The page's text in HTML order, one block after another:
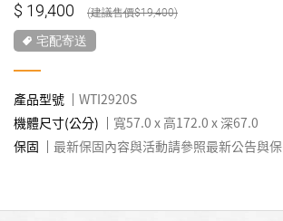
19,400 19,400
宅配寄送
產品型號
WTI2920S
機體尺寸(公分)
寬57.0 x 高172.0 x 深67.0
保固
最新保固內容與活動請參照最新公告與